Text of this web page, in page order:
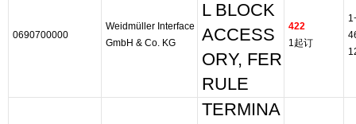
0690700000
Weidmüller Interface
GmbH & Co. KG
L BLOCK
ACCESS
ORY, FER
RULE
422
1起订
TERMINA